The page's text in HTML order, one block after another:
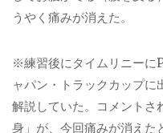
うやく痛みが消えた。
※練習後にタイムリニーに
ャパン・トラックカップに
解説していた。コメントさ
身」が、今回痛みが消えた